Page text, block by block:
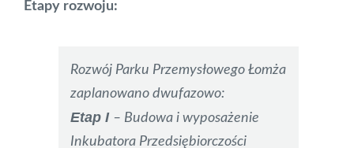
Etapy rozwoju:
Rozwój Parku Przemysłowego Łomża
zaplanowano dwufazowo:
Etap I – Budowa i wyposażenie
Inkubatora Przedsiębiorczości